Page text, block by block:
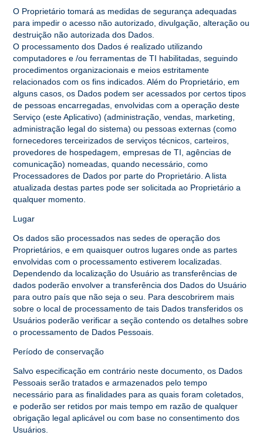
O Proprietário tomará as medidas de segurança adequadas
para impedir o acesso não autorizado, divulgação, alteração ou
destruição não autorizada dos Dados.
O processamento dos Dados é realizado utilizando
computadores e /ou ferramentas de TI habilitadas, seguindo
procedimentos organizacionais e meios estritamente
relacionados com os fins indicados. Além do Proprietário, em
alguns casos, os Dados podem ser acessados por certos tipos
de pessoas encarregadas, envolvidas com a operação deste
Serviço (este Aplicativo) (administração, vendas, marketing,
administração legal do sistema) ou pessoas externas (como
fornecedores terceirizados de serviços técnicos, carteiros,
provedores de hospedagem, empresas de TI, agências de
comunicação) nomeadas, quando necessário, como
Processadores de Dados por parte do Proprietário. A lista
atualizada destas partes pode ser solicitada ao Proprietário a
qualquer momento.
Lugar
Os dados são processados nas sedes de operação dos
Proprietários, e em quaisquer outros lugares onde as partes
envolvidas com o processamento estiverem localizadas.
Dependendo da localização do Usuário as transferências de
dados poderão envolver a transferência dos Dados do Usuário
para outro país que não seja o seu. Para descobrirem mais
sobre o local de processamento de tais Dados transferidos os
Usuários poderão verificar a seção contendo os detalhes sobre
o processamento de Dados Pessoais.
Período de conservação
Salvo especificação em contrário neste documento, os Dados
Pessoais serão tratados e armazenados pelo tempo
necessário para as finalidades para as quais foram coletados,
e poderão ser retidos por mais tempo em razão de qualquer
obrigação legal aplicável ou com base no consentimento dos
Usuários.